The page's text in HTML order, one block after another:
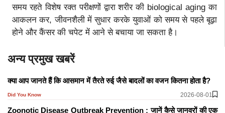
समय रहते विशेष रक्त परीक्षणों द्वारा शरीर की biological aging का
आकलन कर, जीवनशैली में सुधार करके युवाओं को समय से पहले बूढ़ा
होने और कैंसर की चपेट में आने से बचाया जा सकता है।
अन्य प्रमुख खबरें
क्या आप जानते हैं कि आसमान में तैरते रुई जैसे बादलों का वजन कितना होता है?
Did You Know 2026-08-01
Zoonotic Disease Outbreak Prevention : जानें कैसे जानवरों की एक